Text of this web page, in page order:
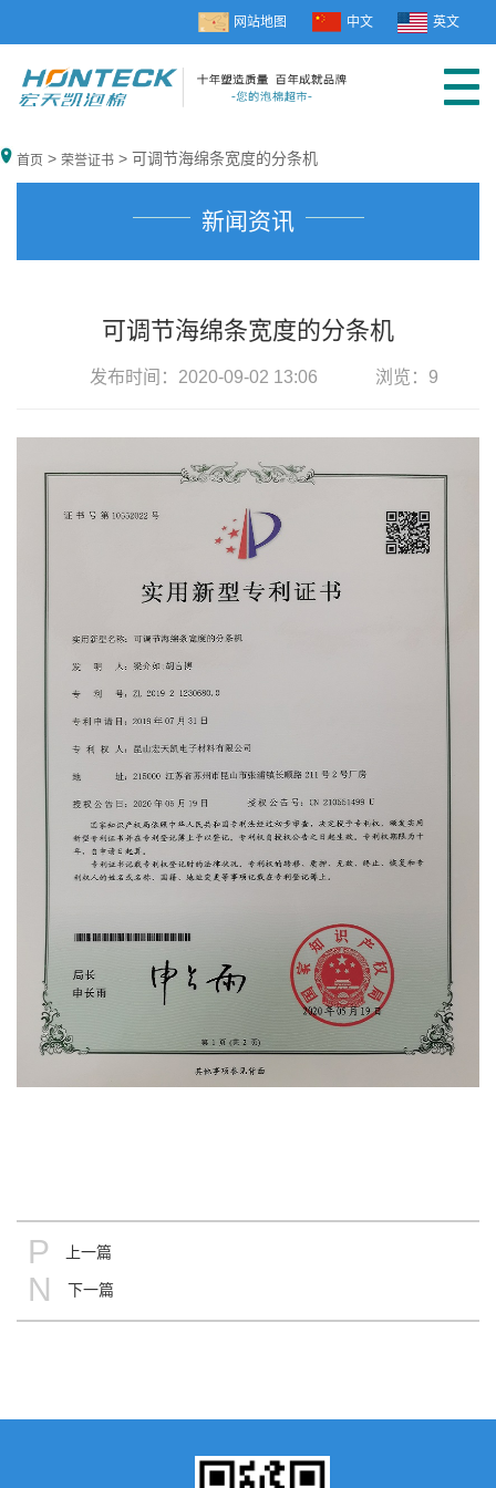
网站地图 中文 英文
首页 > 荣誉证书 > 可调节海绵条宽度的分条机
新闻资讯
可调节海绵条宽度的分条机
发布时间：2020-09-02 13:06 浏览： 9
P 上一篇
N 下一篇